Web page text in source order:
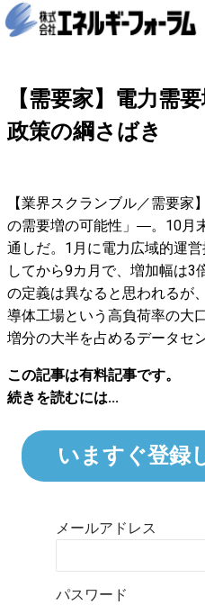
【需要家】電力需
政策の綱さばき
【業界スクランブル／需要
の需要増の可能性」―。10月
通しだ。1月に電力広域的運
してから9カ月で、増加幅は3
の定義は異なると思われるが
導体工場という高負荷率の大
増分の大半を占めるデータセ
この記事は有料記事です。
続きを読むには...
いますぐ登録
メールアドレス
パスワード